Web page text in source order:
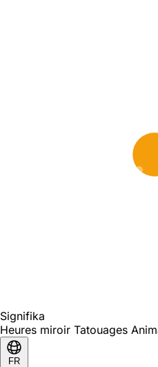
Signifika
Heures miroir Tatouages
FR